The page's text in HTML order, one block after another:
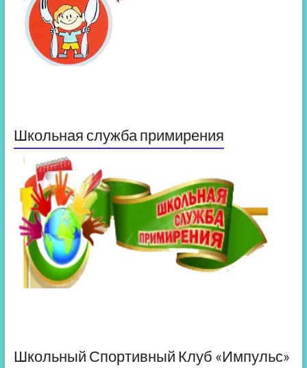
Школьная служба примирения
Школьный Спортивный Клуб «Импульс»